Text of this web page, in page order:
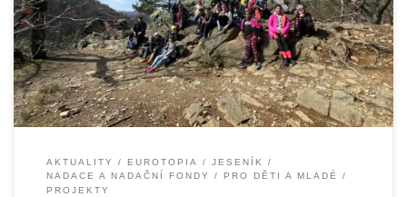
v náhradní rodinné péči na Jesenicku a Krnovsku, který
finančně podpořila […]
AKTUALITY EUROTOPIA
JESENÍK
NADACE A NADAČNÍ FONDY
PRO DĚTI A MLADÉ
PROJEKTY